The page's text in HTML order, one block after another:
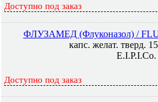
Доступно под заказ
ФЛУЗАМЕД (Флуконазол) /
капс. желат. тверд.
E.I.P.I.Co.
Доступно под заказ